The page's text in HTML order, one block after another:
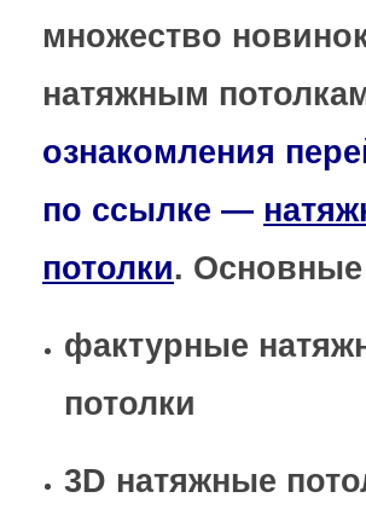
множество
натяжным
ознакомления
по ссылке —
потолки. Основные
фактурные
потолки
3D натяжные